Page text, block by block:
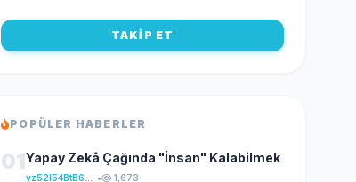
TAKİP ET
POPÜLER HABERLER
01Yapay Zekâ Çağında "İnsan" Kalabilmek
• 1,673